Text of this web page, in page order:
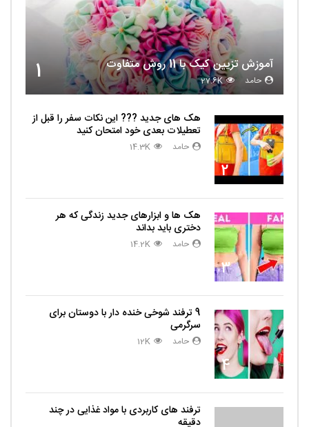
1 آموزش تزیین کیک با 11 روش متفاوت
حامد 27.6K
2
هک های جدید ??️? این نکات سفر را قبل از
تعطیلات بعدی خود امتحان کنید
حامد 14.3K
3
هک ها و ابزارهای جدید زندگی که هر
دختری باید بداند
حامد 14.2K
4
9 ترفند شوخی خنده دار با دوستان برای
سرگرمی
حامد 12K
ترفند های کاربردی با مواد غذایی در چند
دقیقه